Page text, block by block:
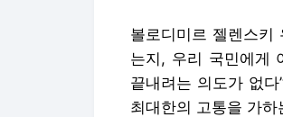
볼로디미르 젤렌스키
는지, 우리 국민에게
끝내려는 의도가 없
최대한의 고통을 가